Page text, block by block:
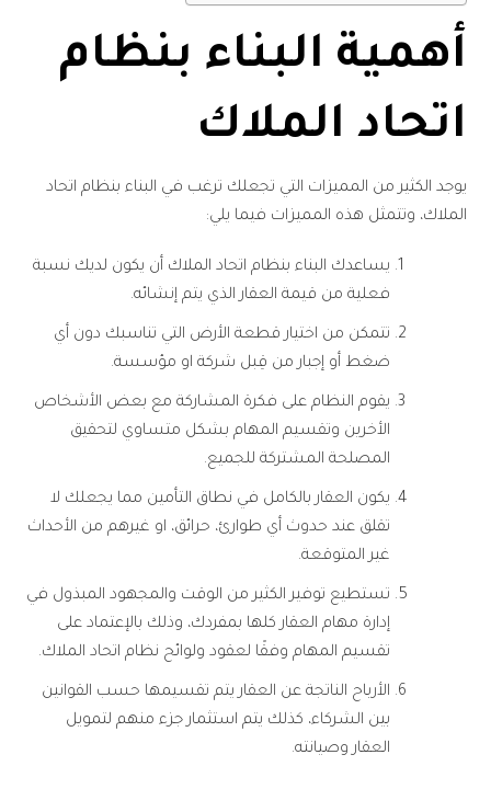
أهمية البناء بنظام
اتحاد الملاك
يوجد الكثير من المميزات التي تجعلك ترغب في البناء بنظام اتحاد
الملاك، وتتمثل هذه المميزات فيما يلي:
يساعدك البناء بنظام اتحاد الملاك أن يكون لديك نسبة
فعلية من قيمة العقار الذي يتم إنشائه.
تتمكن من اختيار قطعة الأرض التي تناسبك دون أي
ضغط أو إجبار من قِبل شركة او مؤسسة.
يقوم النظام على فكرة المشاركة مع بعض الأشخاص
الأخرين وتقسيم المهام بشكل متساوي لتحقيق
المصلحة المشتركة للجميع.
يكون العقار بالكامل في نطاق التأمين مما يجعلك لا
تقلق عند حدوث أي طوارئ، حرائق، او غيرهم من الأحداث
غير المتوقعة.
تستطيع توفير الكثير من الوقت والمجهود المبذول في
إدارة مهام العقار كلها بمفردك، وذلك بالإعتماد على
تقسيم المهام وفقًا لعقود ولوائح نظام اتحاد الملاك.
الأرباح الناتجة عن العقار يتم تقسيمها حسب القوانين
بين الشركاء، كذلك يتم استثمار جزء منهم لتمويل
العقار وصيانته.